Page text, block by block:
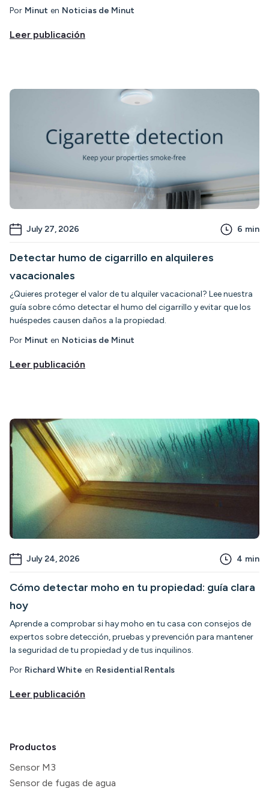
Por Minut en Noticias de Minut
Leer publicación
July 27, 2026 6 min
Detectar humo de cigarrillo en alquileres
vacacionales
¿Quieres proteger el valor de tu alquiler vacacional? Lee nuestra
guía sobre cómo detectar el humo del cigarrillo y evitar que los
huéspedes causen daños a la propiedad.
Por Minut en Noticias de Minut
Leer publicación
July 24, 2026 4 min
Cómo detectar moho en tu propiedad: guía clara
hoy
Aprende a comprobar si hay moho en tu casa con consejos de
expertos sobre detección, pruebas y prevención para mantener
la seguridad de tu propiedad y de tus inquilinos.
Por Richard White en Residential Rentals
Leer publicación
Productos
Sensor M3
Sensor de fugas de agua